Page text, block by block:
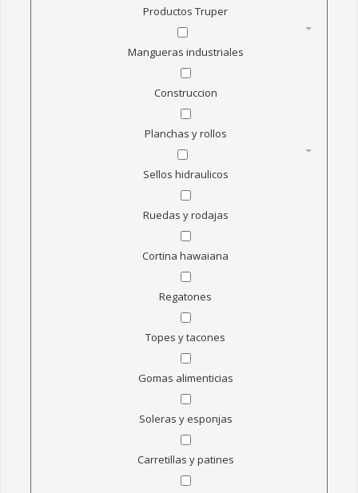
POLIURETANOS
TRANSMISION DE POTENCIA
REGATONES
MANGUERAS INDUSTRIALES
MANGUERAS PARA AGUA
MANGUERAS PARA AIRE Y NEUMATICAS
MANGUERAS PARA MANEJO DE MATERIALES
MANGUERAS PARA DERIVADOS DE PETROLEO
MANGUERA PARA PRODUCTOS QUÍMICOS
MANGUERA PARA CONCRETO
MANGUERA PARA INDUSTRIA PETROLERA
MANGUERA PARA MANEJO DE ALIMENTOS
MANGUERA PARA VARIOS USOS
MANGUERA PARA VAPOR
MANGUERAS MARINAS
MANGUERAS PARA MINERIA
CONEXIONES
CONEXIONES Y MANGUERAS CONTRA INCENDIO
SELLOS HIDRAULICOS
Productos Truper
Mangueras industriales
Construccion
Planchas y rollos
Sellos hidraulicos
Ruedas y rodajas
Cortina hawaiana
Regatones
Topes y tacones
Gomas alimenticias
Soleras y esponjas
Carretillas y patines